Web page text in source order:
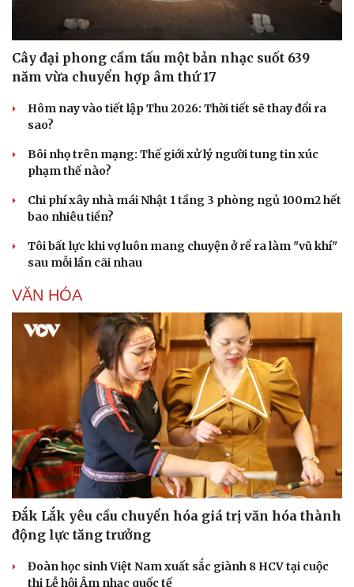
Văn hóa
Sân khấu - Điện ảnh
Văn học
Âm nhạc
Giải trí
Thời trang
Cây đại phong cầm tấu một bản nhạc suốt 639
năm vừa chuyển hợp âm thứ 17
Hôm nay vào tiết lập Thu 2026: Thời tiết sẽ thay đổi ra
sao?
Bôi nhọ trên mạng: Thế giới xử lý người tung tin xúc
phạm thế nào?
Chi phí xây nhà mái Nhật 1 tầng 3 phòng ngủ 100m2 hết
bao nhiêu tiền?
Tôi bất lực khi vợ luôn mang chuyện ở rể ra làm "vũ khí"
sau mỗi lần cãi nhau
VĂN HÓA
Đắk Lắk yêu cầu chuyển hóa giá trị văn hóa thành
động lực tăng trưởng
Đoàn học sinh Việt Nam xuất sắc giành 8 HCV tại cuộc
thi Lễ hội Âm nhạc quốc tế